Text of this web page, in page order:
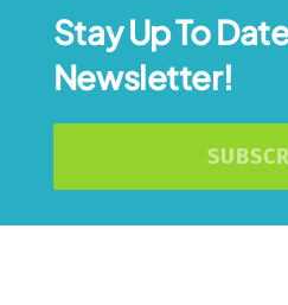
Stay Up To
Newsletter!